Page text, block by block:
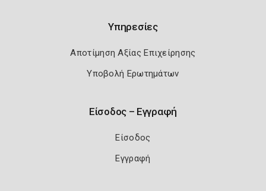
Υπηρεσίες
Αποτίμηση Αξίας Επιχείρησης
Υποβολή Ερωτημάτων
Είσοδος – Εγγραφή
Είσοδος
Εγγραφή